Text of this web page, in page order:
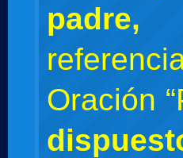
padre,
Oración